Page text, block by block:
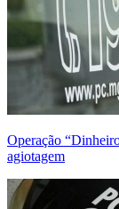
Operação
agiotagem